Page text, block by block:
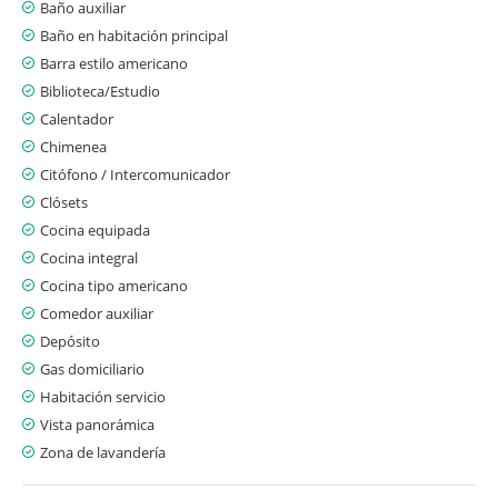
Baño auxiliar
Baño en habitación principal
Barra estilo americano
Biblioteca/Estudio
Calentador
Chimenea
Citófono / Intercomunicador
Clósets
Cocina equipada
Cocina integral
Cocina tipo americano
Comedor auxiliar
Depósito
Gas domiciliario
Habitación servicio
Vista panorámica
Zona de lavandería